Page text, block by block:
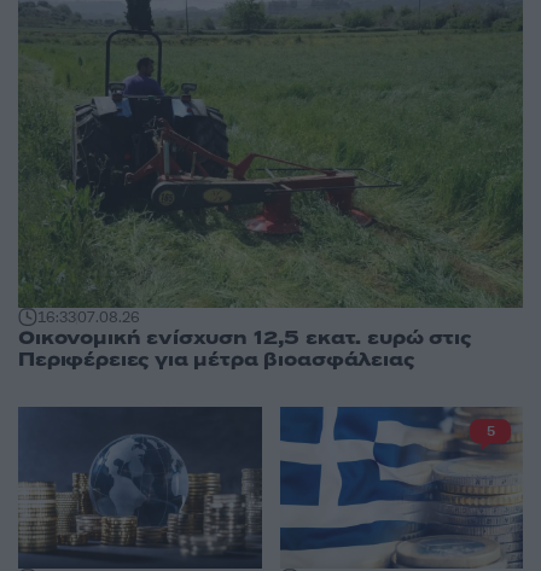
16:3307.08.26
Οικονομική ενίσχυση 12,5 εκατ. ευρώ στις
Περιφέρειες για μέτρα βιοασφάλειας
5